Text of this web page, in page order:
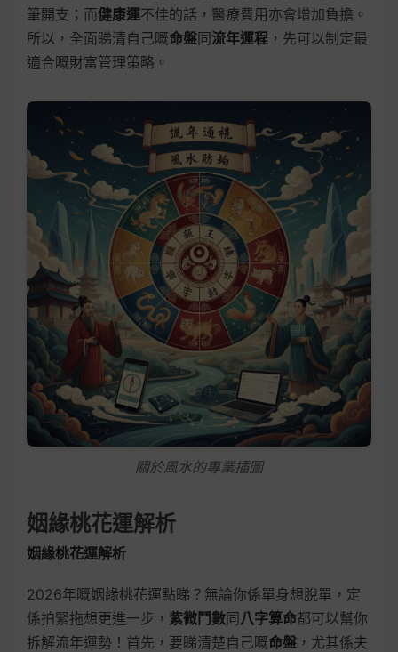
筆開支；而健康運不佳的話，醫療費用亦會增加負擔。
所以，全面睇清自己嘅命盤同流年運程 ，先可以制定最
適合嘅財富管理策略。
關於風水的專業插圖
姻緣桃花運解析
姻緣桃花運解析
2026年嘅姻緣桃花運點睇？無論你係單身想脫單，定
係拍緊拖想更進一步， 紫微鬥數同八字算命都可以幫你
拆解流年運勢！首先，要睇清楚自己嘅命盤 ，尤其係夫